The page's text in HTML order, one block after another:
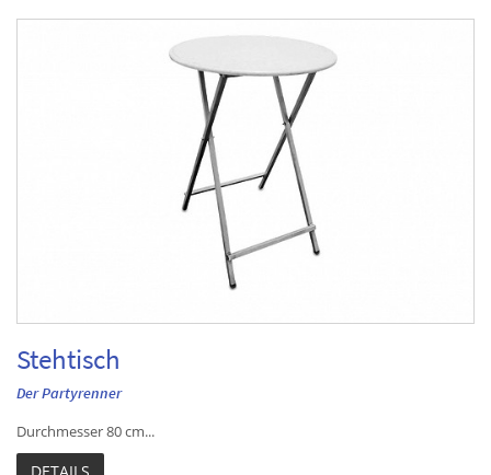
Stehtisch
Der Partyrenner
Durchmesser 80 cm...